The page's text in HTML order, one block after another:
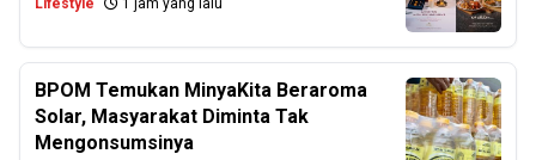
Lifestyle 1 jam yang lalu
BPOM Temukan MinyaKita Beraroma
Solar, Masyarakat Diminta Tak
Mengonsumsinya